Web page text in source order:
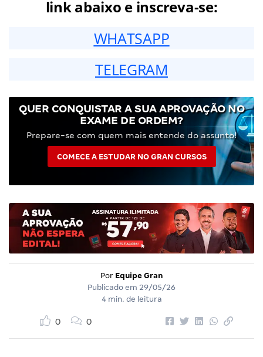
link abaixo e inscreva-se:
WHATSAPP
TELEGRAM
QUER CONQUISTAR A SUA APROVAÇÃO NO
EXAME DE ORDEM?
Prepare-se com quem mais entende do assunto!
COMECE A ESTUDAR NO GRAN CURSOS
Por Equipe Gran
Publicado em 29/05/26
4 min. de leitura
0 0